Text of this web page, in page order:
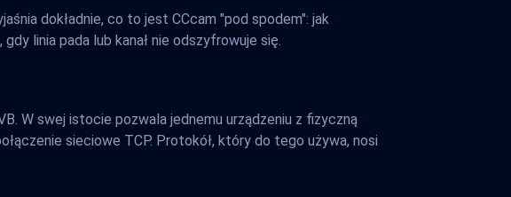
dokładnie, co to jest CCcam "pod spodem": jak
gdy linia pada lub kanał nie odszyfrowuje się.
W swej istocie pozwala jednemu urządzeniu z fizyczną
sieciowe TCP. Protokół, który do tego używa, nosi